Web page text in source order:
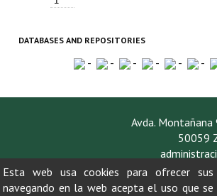
DATABASES AND REPOSITORIES
- - - - - -
Avda. Montañana
50059
Esta web usa cookies para ofrecer sus
navegando en la web acepta el uso que se